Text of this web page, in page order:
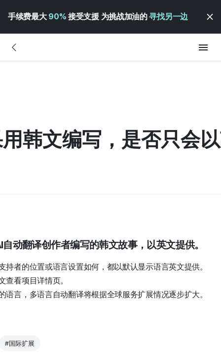
手续费最大 90% 接受支援 为挑战加油的寻找另一边
韩文编写，是否只会
自动翻译创作者编写的韩文故事，以英文提供。
持者的位置或语言设置如何，都以默认显示语言英文提供。
查看项目详情页。
语言，多语言自动翻译将根据全球服务扩展情况逐步扩大。
#国际扩展